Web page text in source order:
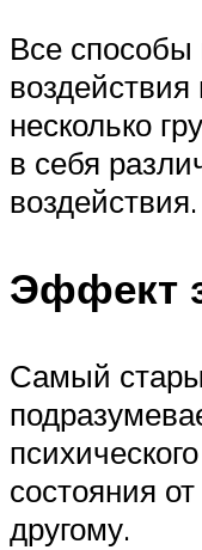
Все способы
несколько
в себя
воздействия.
Эффект
Самый
состояния
другому.